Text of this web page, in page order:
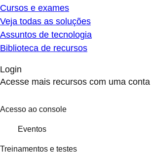
Cursos e exames
Veja todas as soluções
Assuntos de tecnologia
Biblioteca de recursos
Login
Acesse mais recursos com uma
Acesso ao console
Eventos
Treinamentos e testes